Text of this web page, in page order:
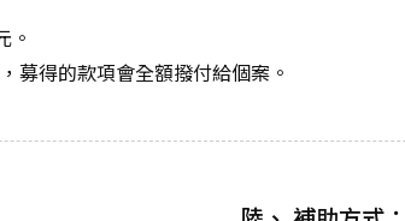
。
募得的款項會全額撥付給個案。